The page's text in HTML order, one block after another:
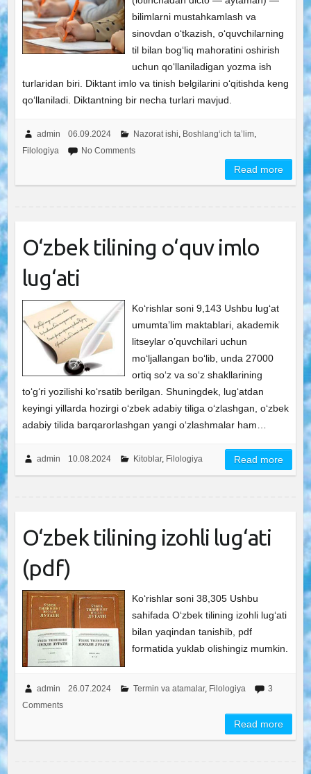
bilimlarni mustahkamlash va
sinovdan o‘tkazish, o‘quvchilarning
til bilan bog‘liq mahoratini oshirish
uchun qo‘llaniladigan yozma ish
turlaridan biri. Diktant imlo va tinish belgilarini o‘qitishda keng
qo‘llaniladi. Diktantning bir necha turlari mavjud.
admin 06.09.2024 Nazorat ishi, Boshlang‘ich ta’lim,
Filologiya
No Comments
Read more
O‘zbek tilining o‘quv imlo
lug‘ati
Ko‘rishlar soni 9,143 Ushbu lug‘at
umumta’lim maktablari, akademik
litseylar o’quvchilari uchun
mo‘ljallangan bo‘lib, unda 27000
ortiq so‘z va so‘z shakllarining
to‘g‘ri yozilishi ko‘rsatib berilgan. Shuningdek, lug‘atdan
keyingi yillarda hozirgi o‘zbek adabiy tiliga o‘zlashgan, o‘zbek
adabiy tilida barqarorlashgan yangi o‘zlashmalar ham…
admin 10.08.2024 Kitoblar, Filologiya Read more
O‘zbek tilining izohli lug‘ati
(pdf)
Ko‘rishlar soni 38,305 Ushbu
sahifada O‘zbek tilining izohli lug‘ati
bilan yaqindan tanishib, pdf
formatida yuklab olishingiz mumkin.
admin 26.07.2024 Termin va atamalar, Filologiya
3
Comments
Read more